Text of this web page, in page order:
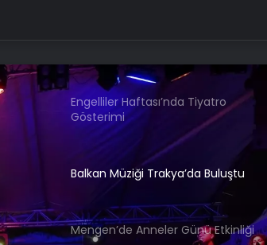
Engelliler Haftası’nda Tiyatro
Gösterimi
Balkan Müziği Trakya’da Buluştu
Mengen’de Anneler Günü Etkinliği